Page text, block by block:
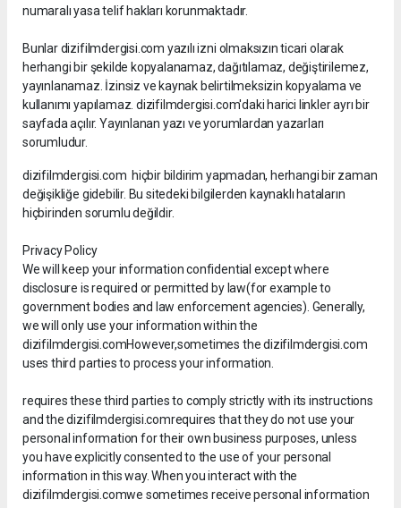
numaralı yasa telif hakları korunmaktadır.
Bunlar dizifilmdergisi.com yazılı izni olmaksızın ticari olarak
herhangi bir şekilde kopyalanamaz, dağıtılamaz, değiştirilemez,
yayınlanamaz. İzinsiz ve kaynak belirtilmeksizin kopyalama ve
kullanımı yapılamaz. dizifilmdergisi.com'daki harici linkler ayrı bir
sayfada açılır. Yayınlanan yazı ve yorumlardan yazarları
sorumludur.
dizifilmdergisi.com hiçbir bildirim yapmadan, herhangi bir zaman
değişikliğe gidebilir. Bu sitedeki bilgilerden kaynaklı hataların
hiçbirinden sorumlu değildir.
Privacy Policy
We will keep your information confidential except where
disclosure is required or permitted by law(for example to
government bodies and law enforcement agencies). Generally,
we will only use your information within the
dizifilmdergisi.comHowever,sometimes the dizifilmdergisi.com
uses third parties to process your information.
requires these third parties to comply strictly with its instructions
and the dizifilmdergisi.comrequires that they do not use your
personal information for their own business purposes, unless
you have explicitly consented to the use of your personal
information in this way. When you interact with the
dizifilmdergisi.comwe sometimes receive personal information